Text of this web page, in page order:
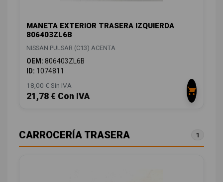
MANETA EXTERIOR TRASERA IZQUIERDA
806403ZL6B
NISSAN PULSAR (C13) ACENTA
OEM: 806403ZL6B
ID: 1074811
18,00 € Sin IVA
21,78 € Con IVA
CARROCERÍA TRASERA 1